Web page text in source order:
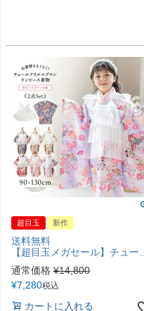
超目玉 新作
送料無料
【超目玉メガセール】チュールフリルエプロン+着物ワンピースセット 七五三 753 女の子 キッズ 被布エプロン エプロン着物 着物風 アンティーク柄 花柄 古典柄 赤 ピンク オレンジ 青 キャサリンコテージ TAK
通常価格 ¥14,800
¥7,280税込
カートに入れる